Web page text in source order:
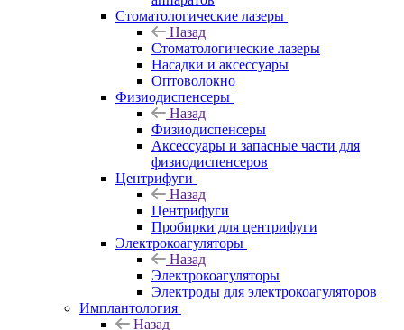
Стоматологические лазеры
Назад
Стоматологические лазеры
Насадки и аксессуары
Оптоволокно
Физиодиспенсеры
Назад
Физиодиспенсеры
Аксессуары и запасные части для
физиодиспенсеров
Центрифуги
Назад
Центрифуги
Пробирки для центрифуги
Электрокоагуляторы
Назад
Электрокоагуляторы
Электроды для электрокоагуляторов
Имплантология
Назад